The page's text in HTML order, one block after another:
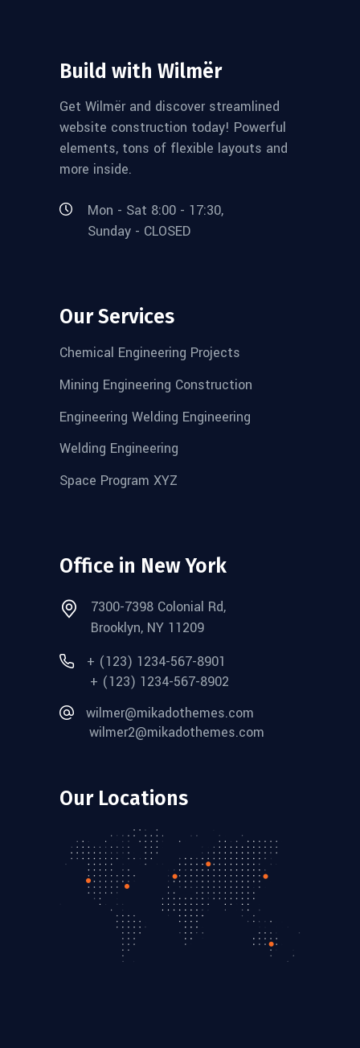
Build with Wilmër
Get Wilmër and discover streamlined
website construction today! Powerful
elements, tons of flexible layouts and
more inside.
Mon - Sat 8:00 - 17:30,
Sunday - CLOSED
Our Services
Chemical Engineering Projects
Mining Engineering Construction
Engineering Welding Engineering
Welding Engineering
Space Program XYZ
Office in New York
7300-7398 Colonial Rd,
Brooklyn, NY 11209
+ (123) 1234-567-8901
+ (123) 1234-567-8902
wilmer@mikadothemes.com
wilmer2@mikadothemes.com
Our Locations